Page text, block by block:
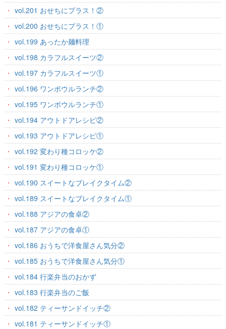
vol.201 おせちにプラス！②
vol.200 おせちにプラス！①
vol.199 あったか麺料理
vol.198 カラフルスイーツ②
vol.197 カラフルスイーツ①
vol.196 ワンボウルランチ②
vol.195 ワンボウルランチ①
vol.194 アウトドアレシピ②
vol.193 アウトドアレシピ①
vol.192 変わり種コロッケ②
vol.191 変わり種コロッケ①
vol.190 スイートなブレイクタイム②
vol.189 スイートなブレイクタイム①
vol.188 アジアの食卓②
vol.187 アジアの食卓①
vol.186 おうちで洋食屋さん気分②
vol.185 おうちで洋食屋さん気分①
vol.184 行楽弁当のおかず
vol.183 行楽弁当のご飯
vol.182 ティーサンドイッチ②
vol.181 ティーサンドイッチ①